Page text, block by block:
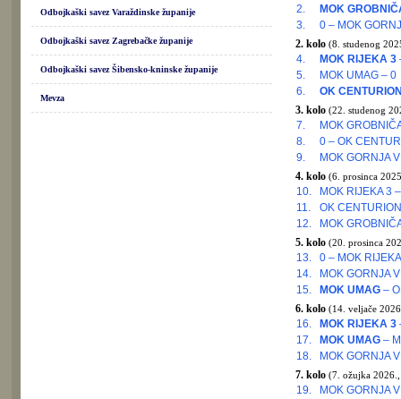
Odbojkaški savez Varaždinske županije
Odbojkaški savez Zagrebačke županije
Odbojkaški savez Šibensko-kninske županije
Mevza
2.
MOK
3.
0 – MOK
2. kolo (8. studenog
4. MOK RIJEKA 3
5.
MOK UMAG – 0
6.
OK
3. kolo (22. studenog
7.
MOK
8.
0 – OK
9.
MOK GORNJA
4. kolo (6. prosinca
10.
MOK RIJEKA 3
11.
OK
12.
MOK
5. kolo (20. prosinca
13.
0 – MOK
14.
MOK GORNJA
15.
MOK UMAG–
6. kolo (14. veljače
16. MOK RIJEKA 3
17.
MOK UMAG–
18.
MOK GORNJA
7. kolo (7. ožujka
19.
MOK GORNJA